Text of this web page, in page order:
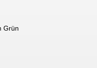
Grün